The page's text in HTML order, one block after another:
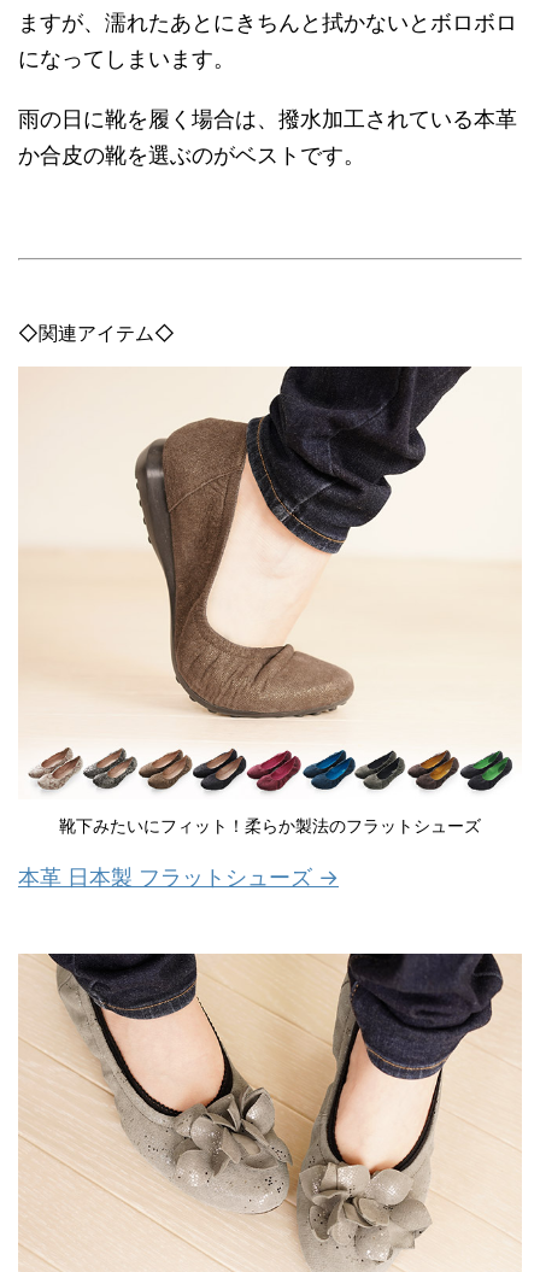
ますが、濡れたあとにきちんと拭かないとボロボロ
になってしまいます。
雨の日に靴を履く場合は、撥水加工されている本革
か合皮の靴を選ぶのがベストです。
◇関連アイテム◇
靴下みたいにフィット！柔らか製法のフラットシューズ
本革 日本製 フラットシューズ →